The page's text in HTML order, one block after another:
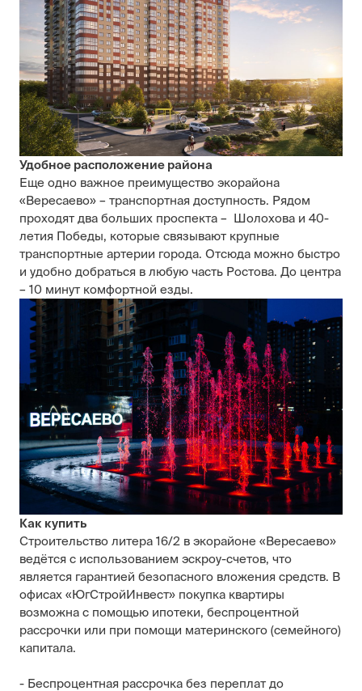
Удобное расположение района
Еще одно важное преимущество экорайона
«Вересаево» – транспортная доступность. Рядом
проходят два больших проспекта – Шолохова и 40-
летия Победы, которые связывают крупные
транспортные артерии города. Отсюда можно быстро
и удобно добраться в любую часть Ростова. До центра
– 10 минут комфортной езды.
Как купить
Строительство литера 16/2 в экорайоне «Вересаево»
ведётся с использованием эскроу-счетов, что
является гарантией безопасного вложения средств. В
офисах «ЮгСтройИнвест» покупка квартиры
возможна с помощью ипотеки, беспроцентной
рассрочки или при помощи материнского (семейного)
капитала.
- Беспроцентная рассрочка без переплат до